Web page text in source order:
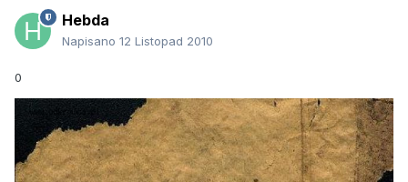
Hebda
Napisano 12 Listopad 2010
0